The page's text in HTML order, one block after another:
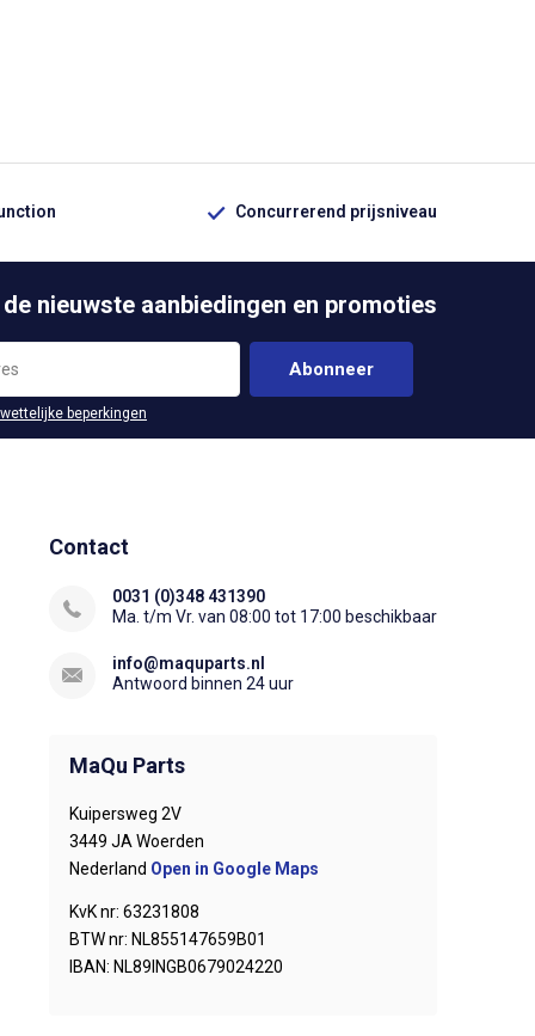
Concurrerend prijsniveau
nieuwste aanbiedingen en promoties
Abonneer
beperkingen
Contact
0031 (0)348 431390
Ma. t/m Vr. van 08:00 tot 17:00 beschikbaar
info@maquparts.nl
Antwoord binnen 24 uur
MaQu Parts
Kuipersweg 2V
3449 JA Woerden
Nederland Open in Google Maps
KvK nr: 63231808
BTW nr: NL855147659B01
IBAN: NL89INGB0679024220